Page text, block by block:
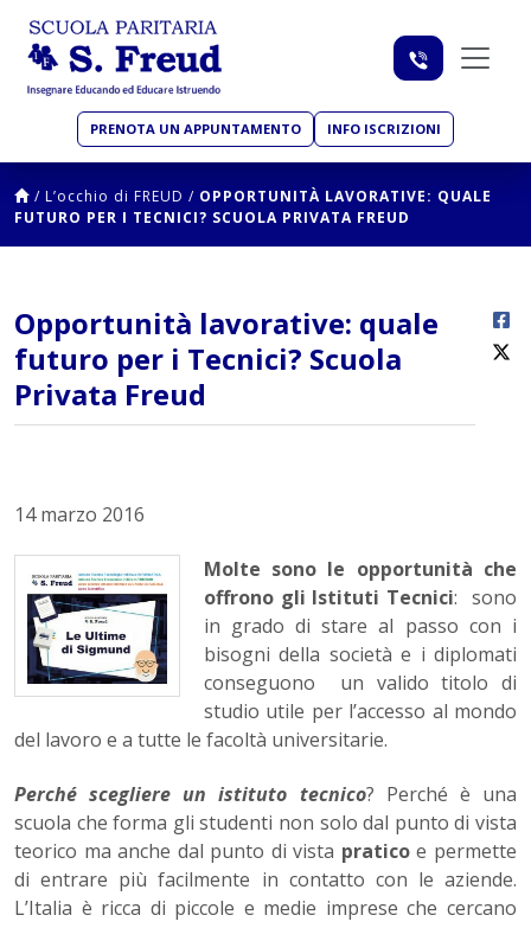
PRENOTA UN APPUNTAMENTO INFO ISCRIZIONI
/ L’occhio di FREUD / OPPORTUNITÀ LAVORATIVE: QUALE
FUTURO PER I TECNICI? SCUOLA PRIVATA FREUD
Opportunità lavorative: quale
futuro per i Tecnici? Scuola
Privata Freud
14 marzo 2016
Molte sono le opportunità che
offrono gli Istituti Tecnici: sono
in grado di stare al passo con i
bisogni della società e i diplomati
conseguono un valido titolo di
studio utile per l’accesso al mondo
del lavoro e a tutte le facoltà universitarie.
Perché scegliere un istituto tecnico? Perché è una
scuola che forma gli studenti non solo dal punto di vista
teorico ma anche dal punto di vista praticoe permette
di entrare più facilmente in contatto con le aziende.
L’Italia è ricca di piccole e medie imprese che cercano